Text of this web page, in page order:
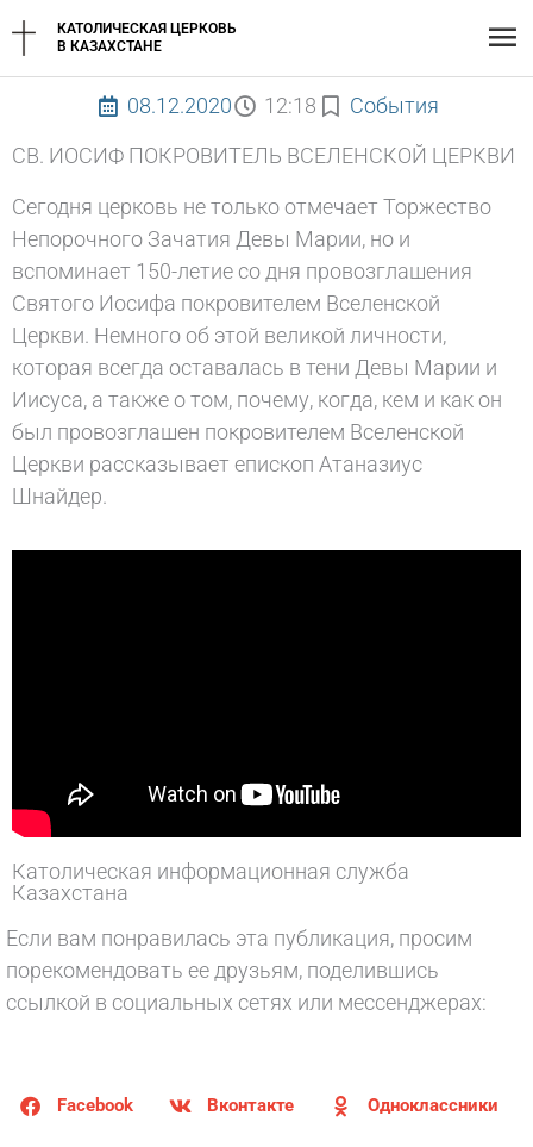
Перейти
содержимому
КАТОЛИЧЕСКАЯ ЦЕРКОВЬ
В КАЗАХСТАНЕ
08.12.2020 12:18
События
СВ. ИОСИФ ПОКРОВИТЕЛЬ ВСЕЛЕНСКОЙ ЦЕРКВИ
Сегодня церковь не только отмечает Торжество
Непорочного Зачатия Девы Марии, но и
вспоминает 150-летие со дня провозглашения
Святого Иосифа покровителем Вселенской
Церкви. Немного об этой великой личности,
которая всегда оставалась в тени Девы Марии и
Иисуса, а также о том, почему, когда, кем и как он
был провозглашен покровителем Вселенской
Церкви рассказывает епископ Атаназиус
Шнайдер.
Католическая информационная служба
Казахстана
Если вам понравилась эта публикация, просим
порекомендовать ее друзьям, поделившись
ссылкой в социальных сетях или мессенджерах:
Facebook Вконтакте Одноклассники